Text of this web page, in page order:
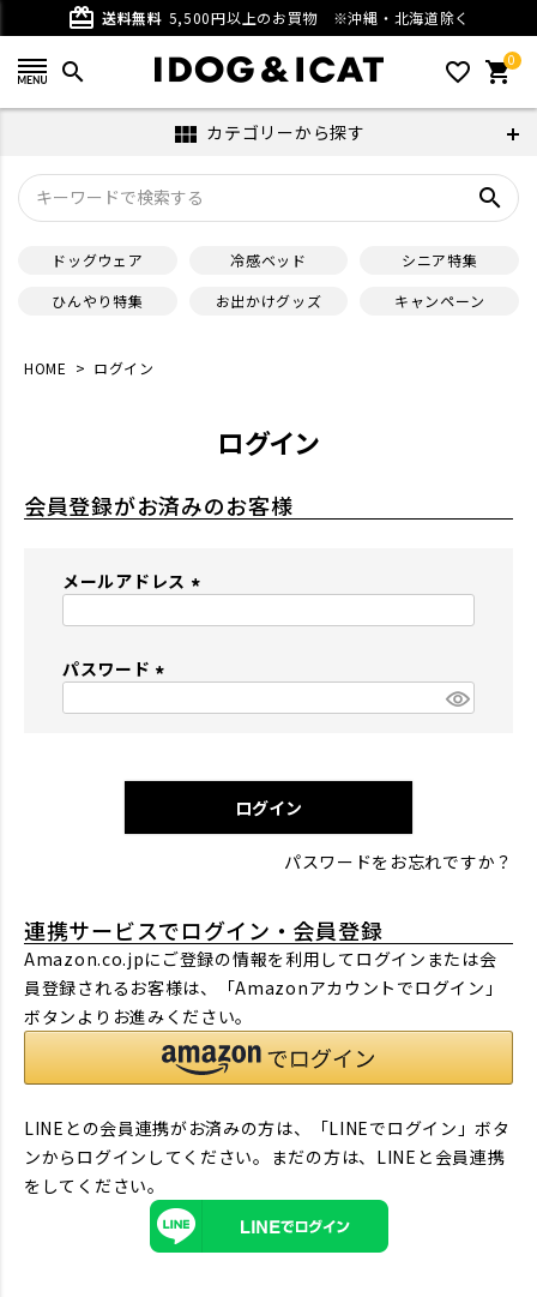
card_giftcard 送料無料 5,500円以上のお買物 ※沖縄・北海道除く
search favorite_outline 0
shopping_cart
view_module カテゴリーから探す
search
ドッグウェア 冷感ベッド
シニア特集
ひんやり特集
お出かけグッズ キャンペーン
HOME ログイン
ログイン
会員登録がお済みのお客様
メールアドレス
パスワード
)
ログイン
パスワードをお忘れですか？
連携サービスでログイン・会員登録
Amazon.co.jpにご登録の情報を利用してログインまたは会
員登録されるお客様は、「Amazonアカウントでログイン」
ボタンよりお進みください。
LINEとの会員連携がお済みの方は、「LINEでログイン」ボタ
ンからログインしてください。まだの方は、 LINEと会員連携
をしてください。